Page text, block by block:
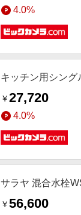
4.0%
キッチン用シング
￥27,720
4.0%
サラヤ 混合水栓
￥56,600